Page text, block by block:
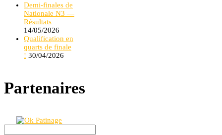
Demi-finales de
Nationale N3 —
Résultats
14/05/2026
Qualification en
quarts de finale
! 30/04/2026
Partenaires
Rechercher :